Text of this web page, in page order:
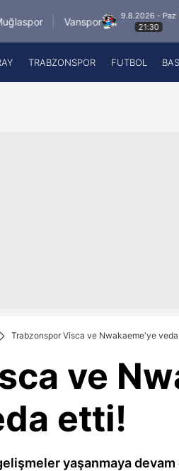
Vanspor
9.8.2026 - Paz
21:30
TRABZONSPOR FUTBOL
Trabzonspor Visca ve Nwakaeme'ye
ve
etti!
yaşanmaya